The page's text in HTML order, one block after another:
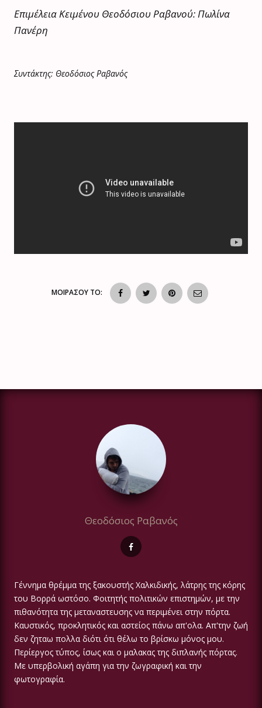
Επιμέλεια Κειμένου Θεοδόσιου Ραβανού: Πωλίνα
Πανέρη
Συντάκτης: Θεοδόσιος Ραβανός
ΜΟΙΡΑΣΟΥ ΤΟ:
Θεοδόσιος Ραβανός
Γέννημα θρέμμα της ξακουστής Χαλκιδικής, λάτρης της κόρης
του Βορρά ωστόσο. Φοιτητής πολιτικών επιστημών, με την
πιθανότητα της μεταναστευσης να περιμένει στην πόρτα.
Καυστικός, προκλητικός και αστείος πάνω απ'ολα. Απ'την ζωή
δεν ζηταω πολλα διότι ότι θέλω το βρίσκω μόνος μου.
Περίεργος τύπος, ίσως και ο μαλακας της διπλανής πόρτας.
Με υπερβολική αγάπη για την ζωγραφική και την
φωτογραφία.